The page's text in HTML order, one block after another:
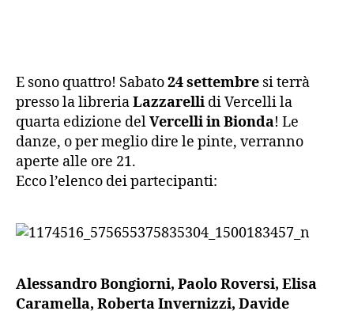
E sono quattro! Sabato24 settembre si terrà
presso la libreriaLazzarelli di Vercelli la
quarta edizione delVercelli in Bionda! Le
danze, o per meglio dire le pinte, verranno
aperte alle ore 21.
Ecco l’elenco dei partecipanti:
Alessandro Bongiorni, Paolo Roversi, Elisa
Caramella, Roberta Invernizzi, Davide